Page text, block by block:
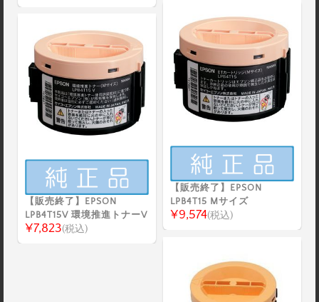
【販売終了】EPSON
LPB4T15 Mサイズ
¥9,574(税込)
【販売終了】EPSON
LPB4T15V 環境推進トナーV
¥7,823(税込)